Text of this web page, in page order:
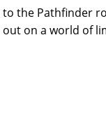
the Pathfinder
on a world of